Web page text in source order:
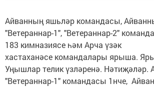
Айванның яшьләр командасы,
"Ветераннар-1", "Ветераннар-2"
183 кимназиясе һәм Арча үзәк
хастаханәсе командалары ярыша.
Уңышлар телик үзләренә.
"Ветераннар-1" командасы 1нче,